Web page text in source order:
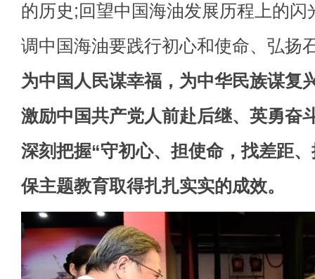
的历史;回望中国海油发展历程上的
调中国海油要践行初心和使命、弘扬
为中国人民谋幸福，为中华民族谋复
激励中国共产党人前赴后继、英勇奋
深刻把握“守初心、担使命，找差距
保主题教育取得扎扎实实的成效。